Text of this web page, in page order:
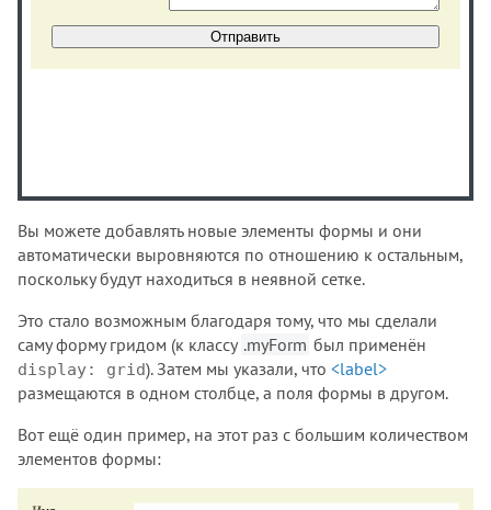
<textarea name="comments" id="comments" maxlength
/button>
Вы можете добавлять новые элементы формы и они
автоматически выровняются по отношению к остальным,
поскольку будут находиться в неявной сетке.
Это стало возможным благодаря тому, что мы сделали
саму форму гридом (к классу .myForm был применён
display: grid). Затем мы указали, что <label>
размещаются в одном столбце, а поля формы в другом.
Вот ещё один пример, на этот раз с большим количеством
элементов формы: